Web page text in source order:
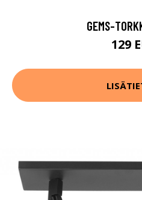
GEMS-
129